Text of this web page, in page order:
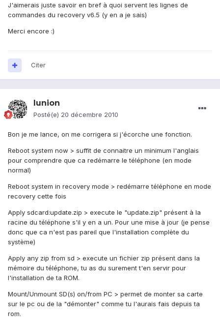
J'aimerais juste savoir en bref à quoi servent les lignes de
commandes du recovery v6.5 (y en a je sais)
Merci encore :)
Citer
lunion
Posté(e) 20 décembre 2010
Bon je me lance, on me corrigera si j'écorche une fonction.
Reboot system now > suffit de connaitre un minimum l'anglais
pour comprendre que ca redémarre le téléphone (en mode
normal)
Reboot system in recovery mode > redémarre téléphone en mode
recovery cette fois
Apply sdcard:update.zip > execute le "update.zip" présent à la
racine du téléphone s'il y en a un. Pour une mise à jour (je pense
donc que ca n'est pas pareil que l'installation complète du
système)
Apply any zip from sd > execute un fichier zip présent dans la
mémoire du téléphone, tu as du surement t'en servir pour
l'installation de ta ROM.
Mount/Unmount SD(s) on/from PC > permet de monter sa carte
sur le pc ou de la "démonter" comme tu l'aurais fais depuis ta
rom.